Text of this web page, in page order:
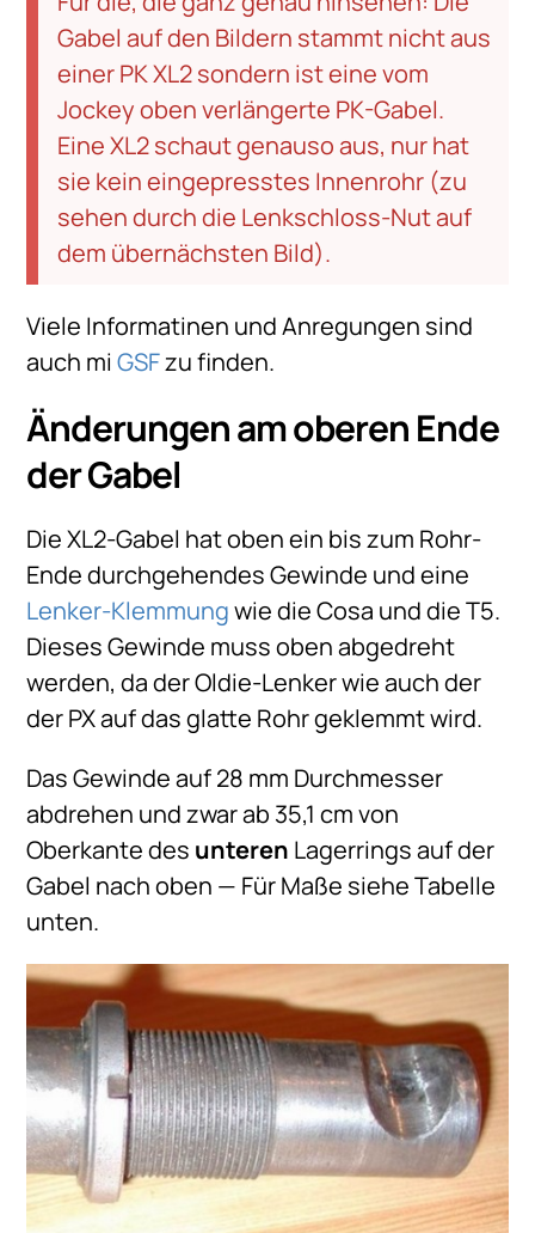
Gabel auf den Bildern stammt nicht aus
einer PK XL2 sondern ist eine vom
Jockey oben verlängerte PK-Gabel.
Eine XL2 schaut genauso aus, nur hat
sie kein eingepresstes Innenrohr (zu
sehen durch die Lenkschloss-Nut auf
dem übernächsten Bild).
Viele Informatinen und Anregungen sind
auch miGSFzu finden.
Änderungen am oberen Ende
der Gabel
Die XL2-Gabel hat oben ein bis zum Rohr-
Ende durchgehendes Gewinde und eine
Lenker-Klemmungwie die Cosa und die T5.
Dieses Gewinde muss oben abgedreht
werden, da der Oldie-Lenker wie auch der
der PX auf das glatte Rohr geklemmt wird.
Das Gewinde auf 28 mm Durchmesser
abdrehen und zwar ab 35,1 cm von
Oberkante des unteren Lagerrings auf der
Gabel nach oben — Für Maße siehe Tabelle
unten.